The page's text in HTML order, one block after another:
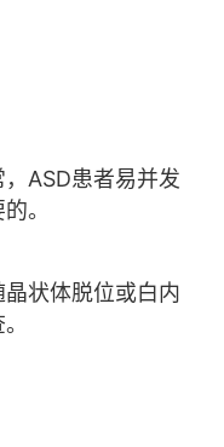
ASD患者易并发
。
状体脱位或白内